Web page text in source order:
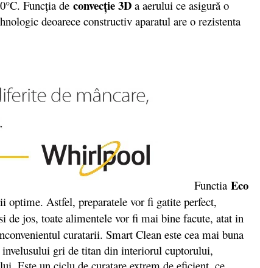
Funcţia de convecţie 3D a aerului ce asigură o
deoarece constructiv aparatul are o rezistenta
Functia Eco
Astfel, preparatele vor fi gatite perfect,
de jos, toate alimentele vor fi mai bine facute, atat in
curatarii. Smart Clean este cea mai buna
invelusului gri de titan din interiorul cuptorului,